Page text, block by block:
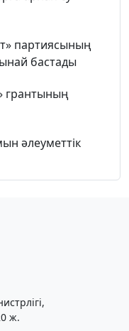
партиясының
бастады
грантының
әлеуметтік
ж.